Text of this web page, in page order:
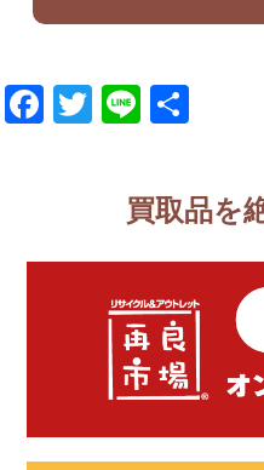
Facebook
Twitter
Line
買取品を